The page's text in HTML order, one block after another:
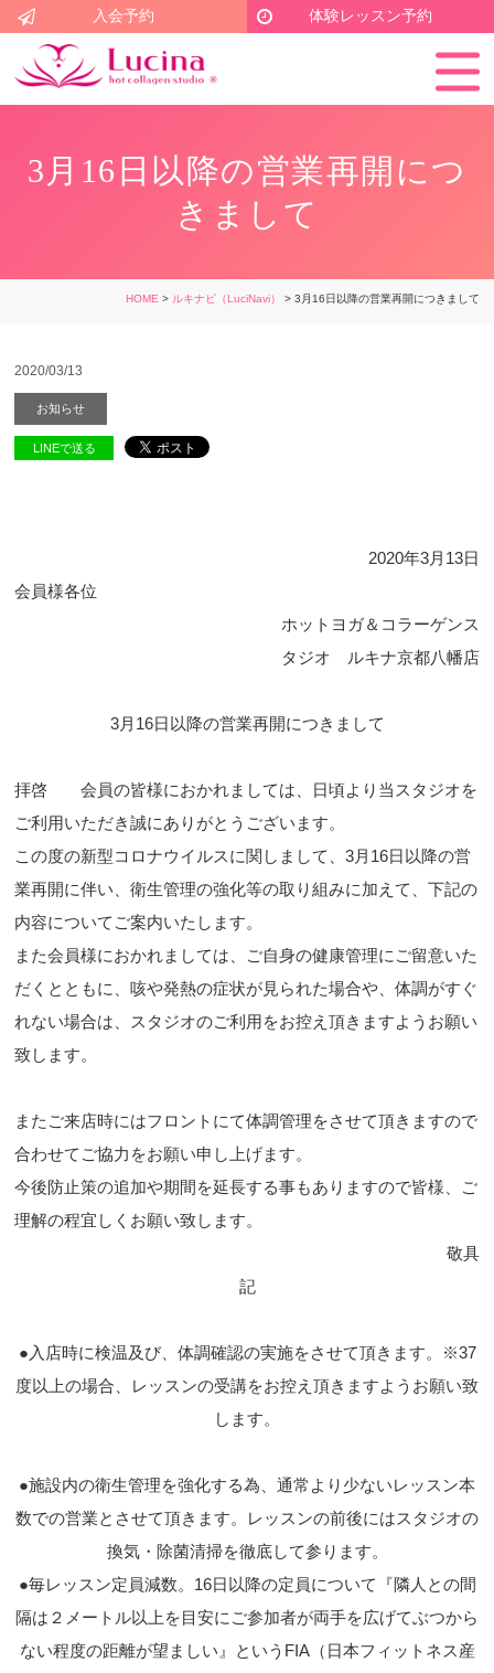
入会予約 体験レッスン予約
3月16日以降の営業再開につ
きまして
HOME > ルキナビ（LuciNavi） > 3月16日以降の営業再開につきまして
2020/03/13
お知らせ
LINEで送る
2020年3月13日
会員様各位
ホットヨガ＆コラーゲンス
タジオ ルキナ京都八幡店
3月16日以降の営業再開につきまして
拝啓 会員の皆様におかれましては、日頃より当スタジオを
ご利用いただき誠にありがとうございます。
この度の新型コロナウイルスに関しまして、3月16日以降の営
業再開に伴い、衛生管理の強化等の取り組みに加えて、下記の
内容についてご案内いたします。
また会員様におかれましては、ご自身の健康管理にご留意いた
だくとともに、咳や発熱の症状が見られた場合や、体調がすぐ
れない場合は、スタジオのご利用をお控え頂きますようお願い
致します。
またご来店時にはフロントにて体調管理をさせて頂きますので
合わせてご協力をお願い申し上げます。
今後防止策の追加や期間を延長する事もありますので皆様、ご
理解の程宜しくお願い致します。
敬具
記
●入店時に検温及び、体調確認の実施をさせて頂きます。※37
度以上の場合、レッスンの受講をお控え頂きますようお願い致
します。
●施設内の衛生管理を強化する為、通常より少ないレッスン本
数での営業とさせて頂きます。レッスンの前後にはスタジオの
換気・除菌清掃を徹底して参ります。
●毎レッスン定員減数。16日以降の定員について『隣人との間
隔は２メートル以上を目安にご参加者が両手を広げてぶつから
ない程度の距離が望ましい』というFIA（日本フィットネス産